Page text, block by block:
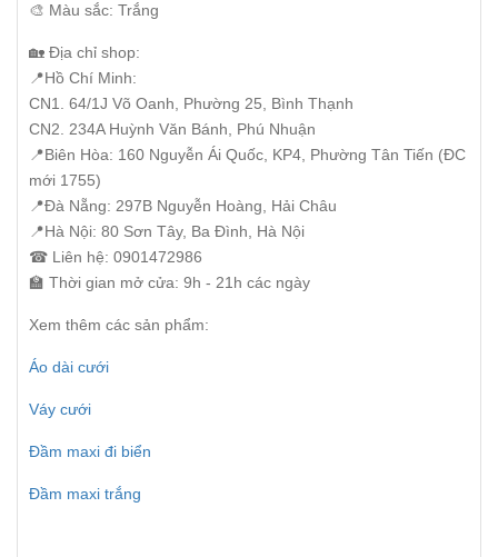
🎨 Màu sắc: Trắng
🏡 Địa chỉ shop:
📍Hồ Chí Minh:
CN1. 64/1J Võ Oanh, Phường 25, Bình Thạnh
CN2. 234A Huỳnh Văn Bánh, Phú Nhuận
📍Biên Hòa: 160 Nguyễn Ái Quốc, KP4, Phường Tân Tiến (ĐC
mới 1755)
📍Đà Nẵng: 297B Nguyễn Hoàng, Hải Châu
📍Hà Nội: 80 Sơn Tây, Ba Đình, Hà Nội
☎ Liên hệ: 0901472986
🏫 Thời gian mở cửa: 9h - 21h các ngày
Xem thêm các sản phẩm:
Áo dài cưới
Váy cưới
Đầm maxi đi biển
Đầm maxi trắng